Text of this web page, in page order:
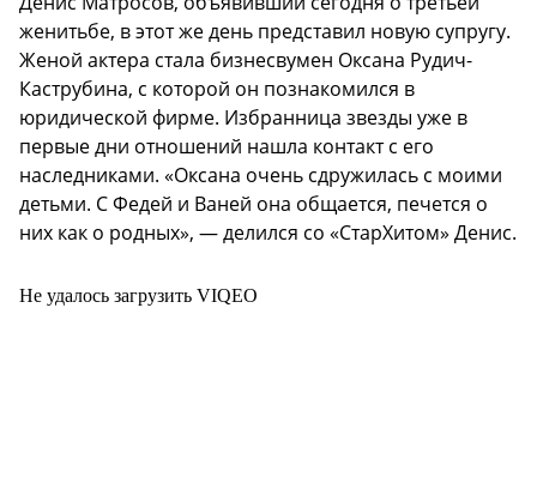
женитьбе, в этот же день представил новую супругу.
Женой актера стала бизнесвумен Оксана Рудич-
Каструбина, с которой он познакомился в
юридической фирме. Избранница звезды уже в
первые дни отношений нашла контакт с его
наследниками. «Оксана очень сдружилась с моими
детьми. С Федей и Ваней она общается, печется о
них как о родных», — делился со «СтарХитом» Денис.
Не удалось загрузить VIQEO